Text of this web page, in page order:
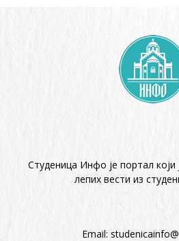
Студеница Инфо је портал
лепих вести из
Email: